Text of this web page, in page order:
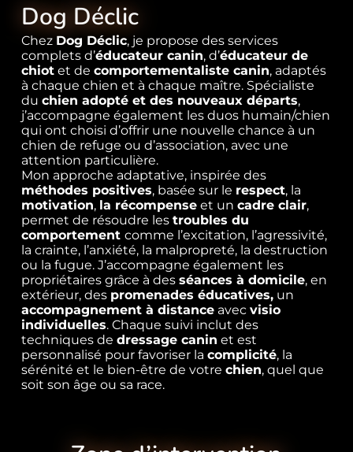
Dog Déclic
Chez Dog Déclic, je propose des services
complets d’éducateur canin, d’éducateur de
chiotet de comportementaliste canin, adaptés
à chaque chien et à chaque maître. Spécialiste
du chien adopté et des nouveaux départs,
j’accompagne également les duos humain/chien
qui ont choisi d’offrir une nouvelle chance à un
chien de refuge ou d’association, avec une
attention particulière.
Mon approche adaptative, inspirée des
méthodes positives, basée sur le respect, la
motivation, la récompenseet un cadre clair,
permet de résoudre les troubles du
comportement comme l’excitation, l’agressivité,
la crainte, l’anxiété, la malpropreté, la destruction
ou la fugue. J’accompagne également les
propriétaires grâce à des séances à domicile, en
extérieur, des promenades éducatives,un
accompagnement à distanceavec visio
individuelles. Chaque suivi inclut des
techniques de dressage canin et est
personnalisé pour favoriser la complicité, la
sérénité et le bien-être de votre chien, quel que
soit son âge ou sa race.